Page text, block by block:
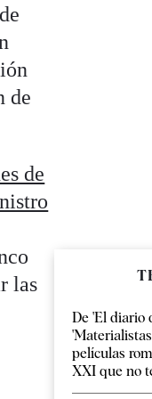
de
de
las
De 'El diario
películas
XXI que no